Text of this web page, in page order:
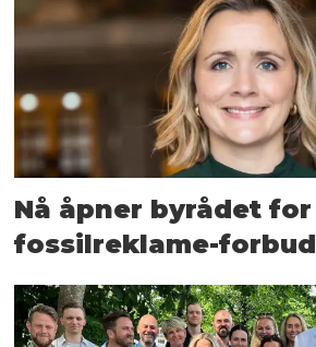
Nå åpner byrådet for
fossilreklame-forbud